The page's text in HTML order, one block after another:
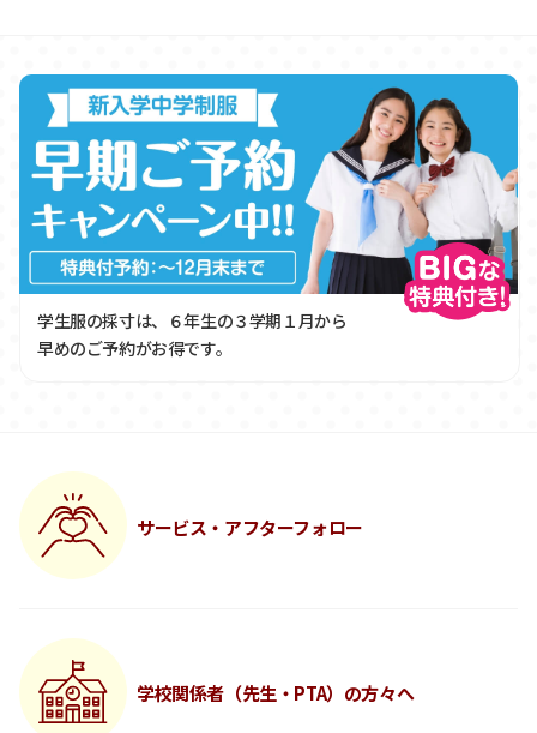
学生服の採寸は、６年生の３学期１月から
早めのご予約がお得です。
サービス・アフターフォロー
学校関係者（先生・PTA）の方々へ